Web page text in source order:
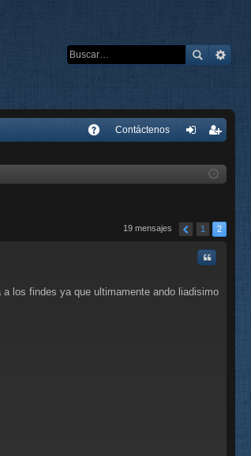
Contáctenos
ar
ist
rs
e
19 mensajes 1 2
Citar
los findes ya que ultimamente ando liadisimo